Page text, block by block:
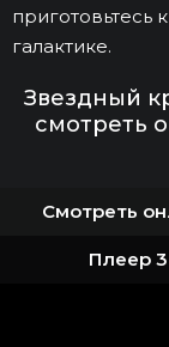
приготовьтесь
галактике.
Звездный
смотреть
Смотреть
Плеер 3